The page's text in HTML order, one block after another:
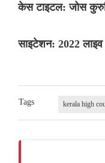
केस टाइटल: जोस
साइटेशन: 2022
Tags kerala high